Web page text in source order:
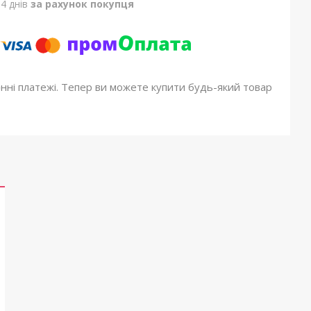
днів за рахунок покупця
платежі. Тепер ви можете купити будь-який товар